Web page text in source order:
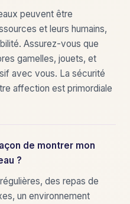
peuvent être
et leurs humains,
Assurez-vous que
gamelles, jouets, et
avec vous. La sécurité
affection est primordiale
de montrer mon
?
des repas de
un environnement